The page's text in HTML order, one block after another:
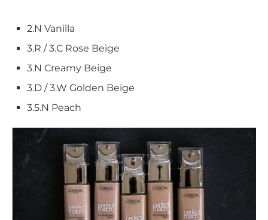
2.N Vanilla
3.R / 3.C Rose Beige
3.N Creamy Beige
3.D / 3.W Golden Beige
3.5.N Peach